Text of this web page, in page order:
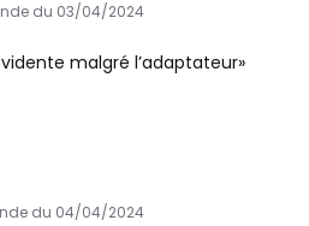
du 03/04/2024
malgré l’adaptateur
du 04/04/2024